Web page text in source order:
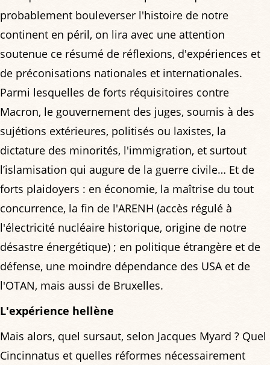
probablement bouleverser l'histoire de notre
continent en péril, on lira avec une attention
soutenue ce résumé de réflexions, d'expériences et
de préconisations nationales et internationales.
Parmi lesquelles de forts réquisitoires contre
Macron, le gouvernement des juges, soumis à des
sujétions extérieures, politisés ou laxistes, la
dictature des minorités, l'immigration, et surtout
l’islamisation qui augure de la guerre civile… Et de
forts plaidoyers : en économie, la maîtrise du tout
concurrence, la fin de l'ARENH (accès régulé à
l'électricité nucléaire historique, origine de notre
désastre énergétique) ; en politique étrangère et de
défense, une moindre dépendance des USA et de
l'OTAN, mais aussi de Bruxelles.
L'expérience hellène
Mais alors, quel sursaut, selon Jacques Myard ? Quel
Cincinnatus et quelles réformes nécessairement